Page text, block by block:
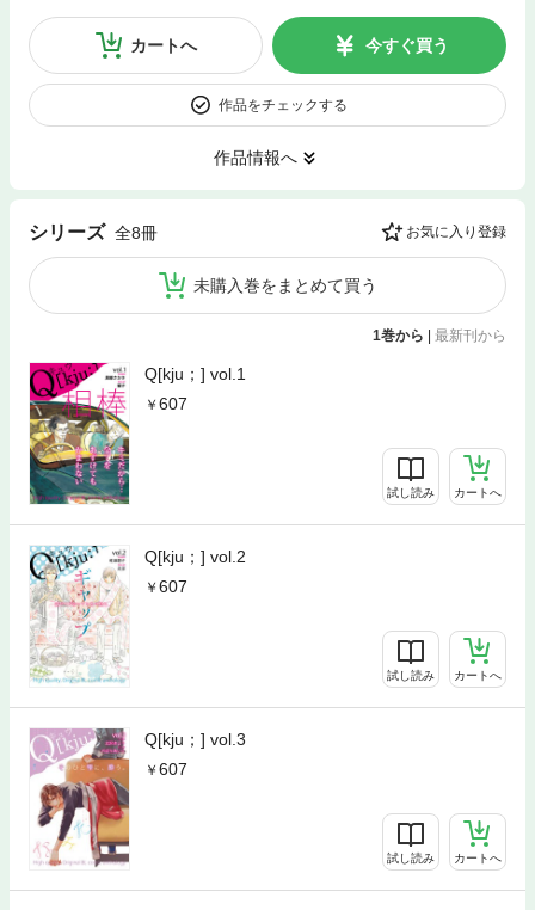
カートへ 今すぐ買う
作品をチェックする
作品情報へ
シリーズ 全8冊 お気に入り登録
未購入巻をまとめて買う
1巻から | 最新刊から
Q[kju；] vol.1
607
試し読み カートへ
Q[kju；] vol.2
607
試し読み カートへ
Q[kju；] vol.3
607
試し読み カートへ